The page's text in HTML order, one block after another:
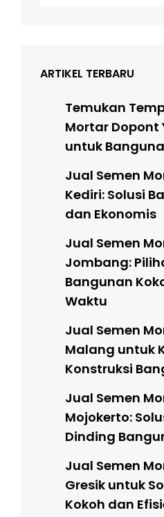
ARTIKEL TERBARU
Temukan
Mortar
untuk
Jual Semen
Kediri: Solusi
dan Ekonomis
Jual Semen
Jombang:
Bangunan
Waktu
Jual Semen
Malang untuk
Konstruksi
Jual Semen
Mojokerto:
Dinding
Jual Semen
Gresik untuk
Kokoh dan